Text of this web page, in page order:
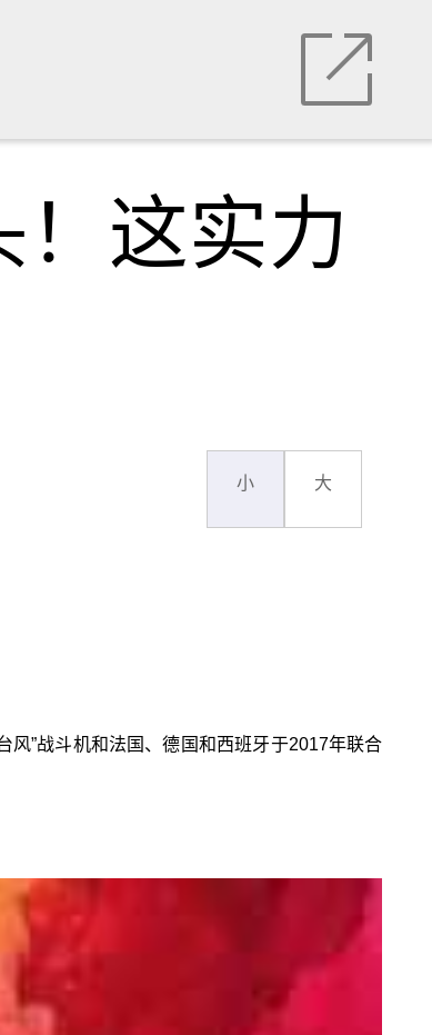
！这实力
小 大
风”战斗机和法国、德国和西班牙于2017年联合